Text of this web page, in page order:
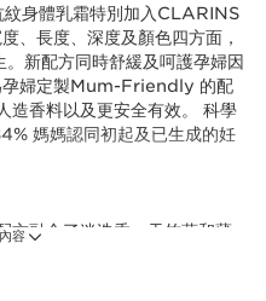
容
身體乳霜特別加入CLARINS
、長度、深度及顏色四方面，
新配方同時舒緩及呵護孕婦因
孕婦定製Mum-Friendly 的配
造香料以及更安全有效。 科學
媽媽認同初起及已生成的妊
方融合了迷迭香、天竺葵和薄